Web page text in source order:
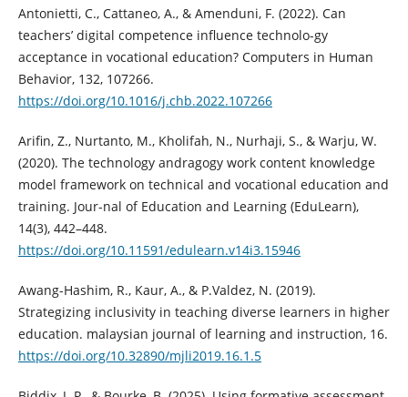
Antonietti, C., Cattaneo, A., & Amenduni, F. (2022). Can
teachers’ digital competence influence technolo-gy
acceptance in vocational education? Computers in Human
Behavior, 132, 107266.
https://doi.org/10.1016/j.chb.2022.107266
Arifin, Z., Nurtanto, M., Kholifah, N., Nurhaji, S., & Warju, W.
(2020). The technology andragogy work content knowledge
model framework on technical and vocational education and
training. Jour-nal of Education and Learning (EduLearn),
14(3), 442–448.
https://doi.org/10.11591/edulearn.v14i3.15946
Awang-Hashim, R., Kaur, A., & P.Valdez, N. (2019).
Strategizing inclusivity in teaching diverse learners in higher
education. malaysian journal of learning and instruction, 16.
https://doi.org/10.32890/mjli2019.16.1.5